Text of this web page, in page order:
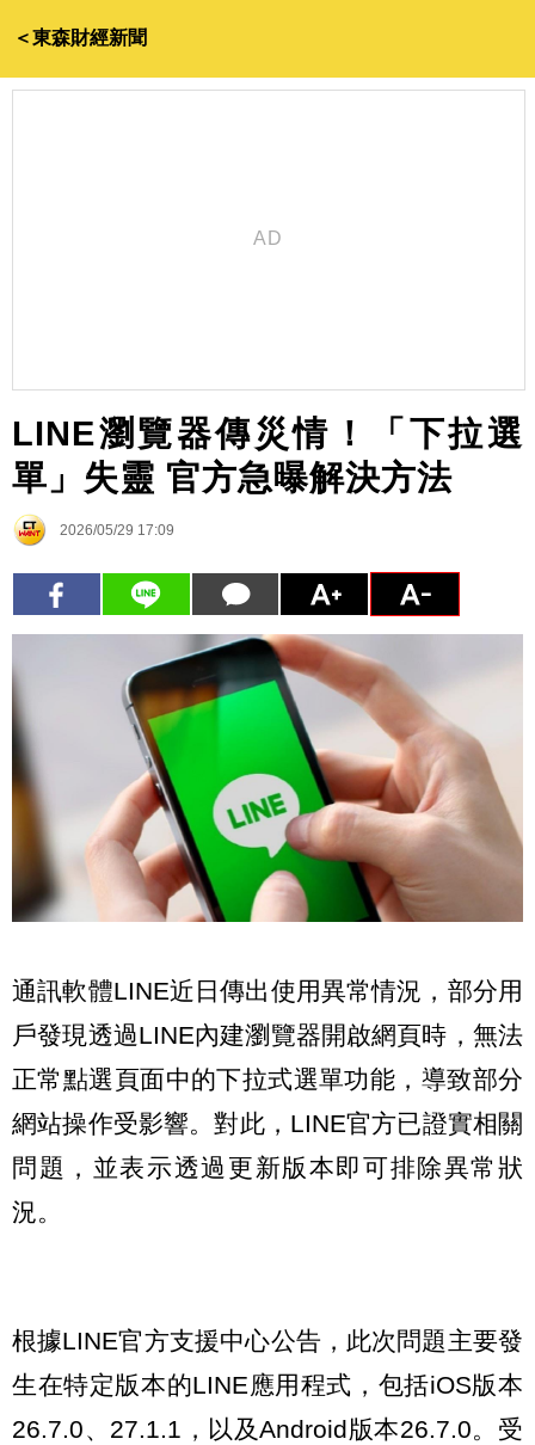
＜東森財經新聞
LINE瀏覽器傳災情！「下拉選
單」失靈 官方急曝解決方法
2026/05/29 17:09
通訊軟體LINE近日傳出使用異常情況，部分用
戶發現透過LINE內建瀏覽器開啟網頁時，無法
正常點選頁面中的下拉式選單功能，導致部分
網站操作受影響。對此，LINE官方已證實相關
問題，並表示透過更新版本即可排除異常狀
況。
根據LINE官方支援中心公告，此次問題主要發
生在特定版本的LINE應用程式，包括iOS版本
26.7.0、27.1.1，以及Android版本26.7.0。受